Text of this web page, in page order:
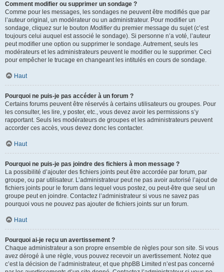
Comment modifier ou supprimer un sondage ?
Comme pour les messages, les sondages ne peuvent être modifiés que par
l’auteur original, un modérateur ou un administrateur. Pour modifier un
sondage, cliquez sur le bouton Modifierdu premier message du sujet (c’est
toujours celui auquel est associé le sondage). Si personne n’a voté, l’auteur
peut modifier une option ou supprimer le sondage. Autrement, seuls les
modérateurs et les administrateurs peuvent le modifier ou le supprimer. Ceci
pour empêcher le trucage en changeant les intitulés en cours de sondage.
Haut
Pourquoi ne puis-je pas accéder à un forum ?
Certains forums peuvent être réservés à certains utilisateurs ou groupes. Pour
les consulter, les lire, y poster, etc., vous devez avoir les permissions s’y
rapportant. Seuls les modérateurs de groupes et les administrateurs peuvent
accorder ces accès, vous devez donc les contacter.
Haut
Pourquoi ne puis-je pas joindre des fichiers à mon message ?
La possibilité d’ajouter des fichiers joints peut être accordée par forum, par
groupe, ou par utilisateur. L’administrateur peut ne pas avoir autorisé l’ajout de
fichiers joints pour le forum dans lequel vous postez, ou peut-être que seul un
groupe peut en joindre. Contactez l’administrateur si vous ne savez pas
pourquoi vous ne pouvez pas ajouter de fichiers joints sur un forum.
Haut
Pourquoi ai-je reçu un avertissement ?
Chaque administrateur a son propre ensemble de règles pour son site. Si vous
avez dérogé à une règle, vous pouvez recevoir un avertissement. Notez que
c’est la décision de l’administrateur, et que phpBB Limited n’est pas concerné